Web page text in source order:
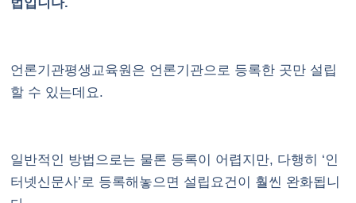
언론기관평생교육원은 언론기관으로 등록한 곳만 설립
할 수 있는데요.
일반적인 방법으로는 물론 등록이 어렵지만, 다행히 ‘인
터넷신문사’로 등록해놓으면 설립요건이 훨씬 완화됩니